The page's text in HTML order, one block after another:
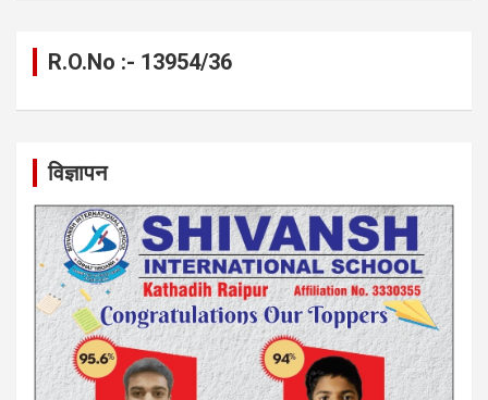
R.O.No :- 13954/36
विज्ञापन